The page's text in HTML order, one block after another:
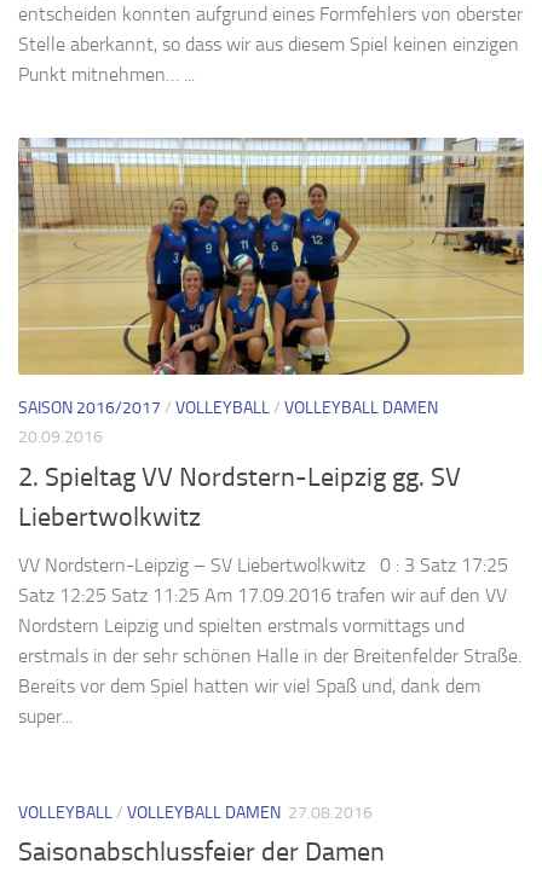
entscheiden konnten aufgrund eines Formfehlers von oberster
Stelle aberkannt, so dass wir aus diesem Spiel keinen einzigen
Punkt mitnehmen… ...
SAISON 2016/2017 / VOLLEYBALL/ VOLLEYBALL DAMEN
20.09.2016
2. Spieltag VV Nordstern-Leipzig gg. SV
Liebertwolkwitz
VV Nordstern-Leipzig – SV Liebertwolkwitz 0 : 3 Satz 17:25
Satz 12:25 Satz 11:25 Am 17.09.2016 trafen wir auf den VV
Nordstern Leipzig und spielten erstmals vormittags und
erstmals in der sehr schönen Halle in der Breitenfelder Straße.
Bereits vor dem Spiel hatten wir viel Spaß und, dank dem
super...
VOLLEYBALL/ VOLLEYBALL DAMEN 27.08.2016
Saisonabschlussfeier der Damen